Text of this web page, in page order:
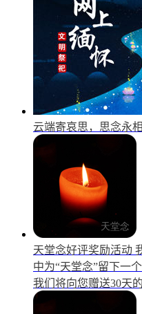
云端寄哀思，思念永
天堂念好评奖励活动
中为“天堂念”留下一
我们将向您赠送30天